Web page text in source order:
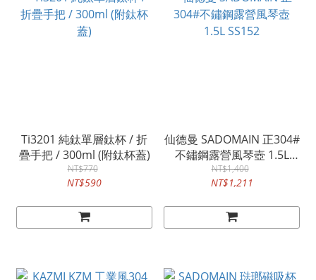
Ti3201 純鈦單層鈦杯 / 折
疊手把 / 300ml (附鈦杯蓋)
NT$770
NT$590
仙德曼 SADOMAIN 正304#
不鏽鋼露營風琴壺 1.5L
SS152
NT$1,400
NT$1,211